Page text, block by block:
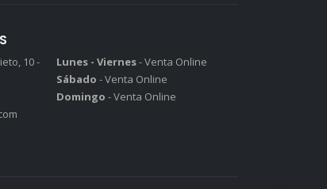
10 -
Lunes - Viernes- Venta Online
Sábado - Venta Online
Domingo - Venta Online